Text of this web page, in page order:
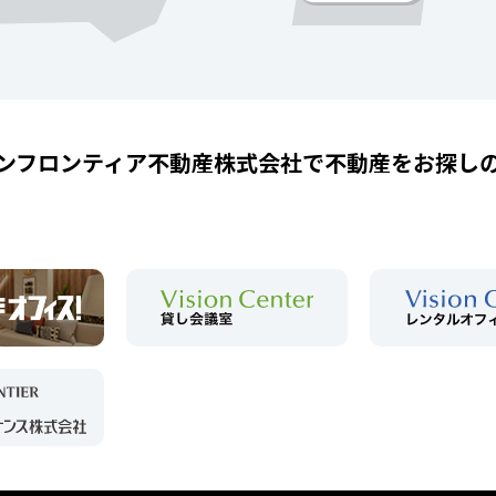
フロンティア不動産株式会社で不動産をお探し